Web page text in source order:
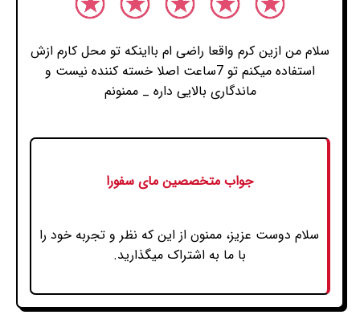
سلام من ازین کرم واقعا راضی ام بااینکه تو محل کارم ازش
استفاده میکنم تو 7ساعت اصلا خسته کننده نیست و
ماندگاری بالایی داره _ ممنونم
جواب متخصصین مای سفورا
سلام دوست عزیز، ممنون از این که نظر و تجربه خود را
با ما به اشتراک میگذارید.